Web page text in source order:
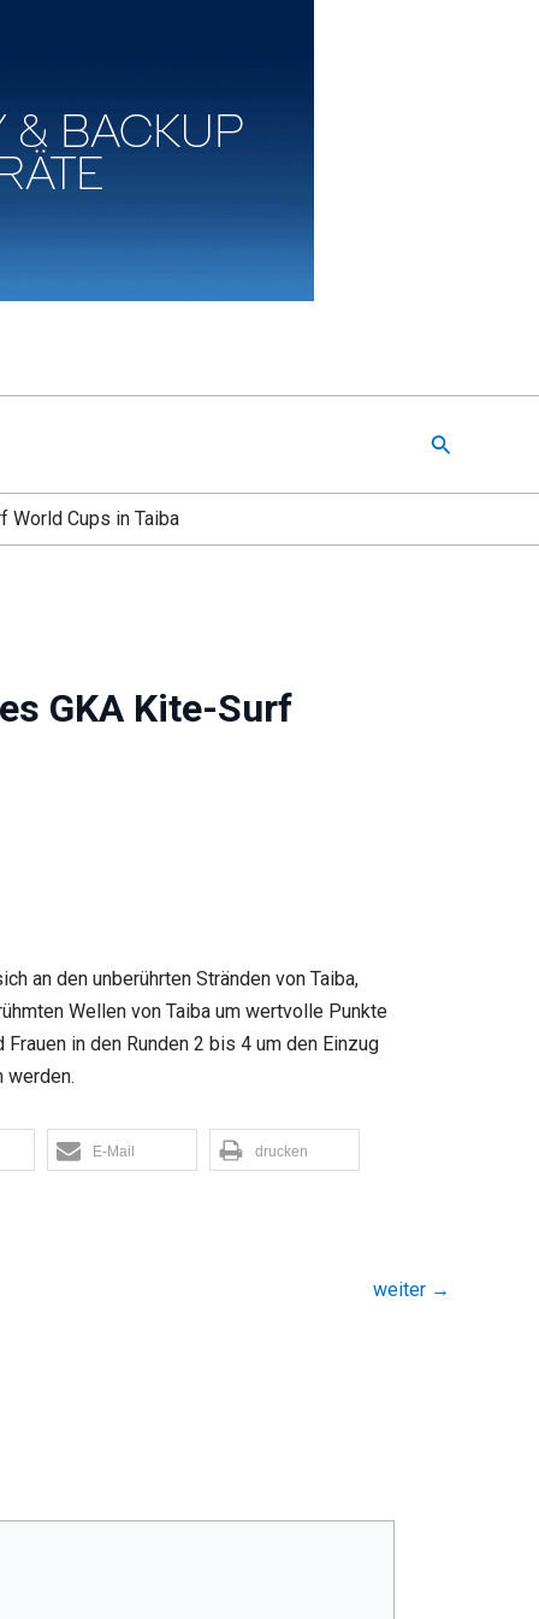
Suchen
World Cups in Taiba
GKA Kite-Surf
an den unberührten Stränden von Taiba,
Wellen von Taiba um wertvolle Punkte
in den Runden 2 bis 4 um den Einzug
werden.
E-Mail drucken
weiter →